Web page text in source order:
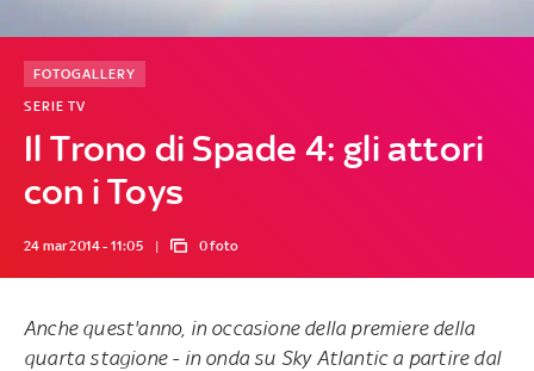
Il Trono di Spade 4: gli attori
con i Toys
SERIE TV
FOTOGALLERY
24 mar 2014 - 11:05 0 foto
Anche quest'anno, in occasione della premiere della
quarta stagione - in onda su Sky Atlantic a partire dal